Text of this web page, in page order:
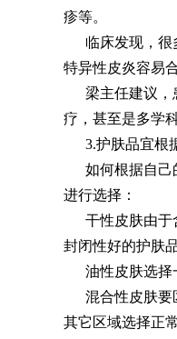
疹等。
临床发现，
特异性皮炎容易
梁主任建议
疗，甚至是多学
3.护肤品宜根
如何根据自
进行选择：
干性皮肤由
封闭性好的护肤
油性皮肤选
混合性皮肤
其它区域选择正